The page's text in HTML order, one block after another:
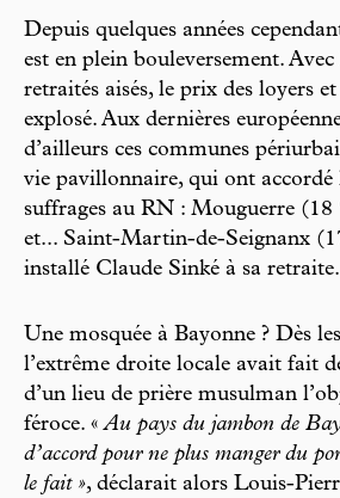
Depuis quelques années
est en plein bouleversement.
retraités aisés, le prix des loyers
explosé. Aux dernières
d’ailleurs ces communes
vie pavillonnaire, qui ont accordé
suffrages au RN : Mouguerre
et... Saint-Martin-de-Seignanx
installé Claude Sinké à sa retraite.
Une mosquée à Bayonne ? Dès
l’extrême droite locale avait fait
d’un lieu de prière musulman
féroce. «Au pays du jambon de
d’accord pour ne plus manger du
le fait », déclarait alors Louis-